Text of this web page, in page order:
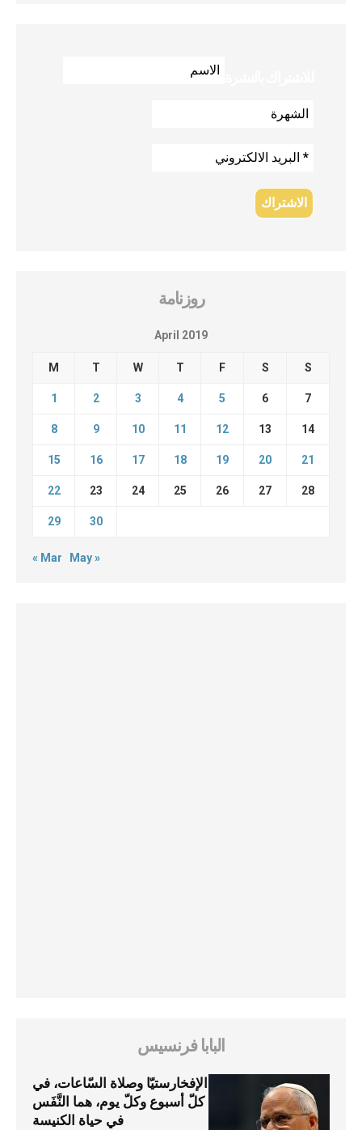
روزنامة
April 2019
M T W T F S S
1 2 3 4 5 6 7
8 9 10 11 12 13 14
15 16 17 18 19 20 21
22 23 24 25 26 27 28
29 30
« Mar May »
البابا فرنسيس
الإفخارستيّا وصلاة السّاعات، في
كلّ أسبوع وكلّ يوم، هما النَّفَس
في حياة الكنيسة